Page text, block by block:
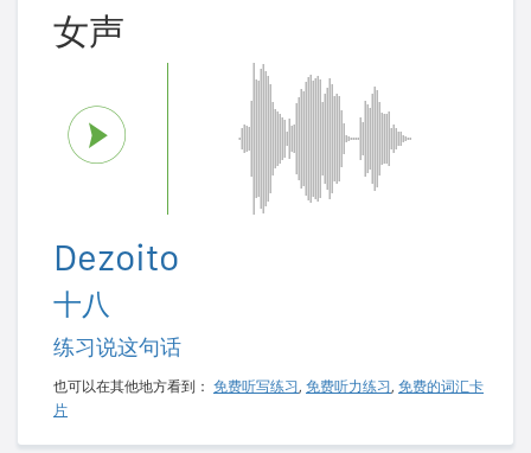
女声
Dezoito
十八
练习说这句话
也可以在其他地方看到： 免费听写练习 , 免费听力练习 , 免费的词汇卡
片